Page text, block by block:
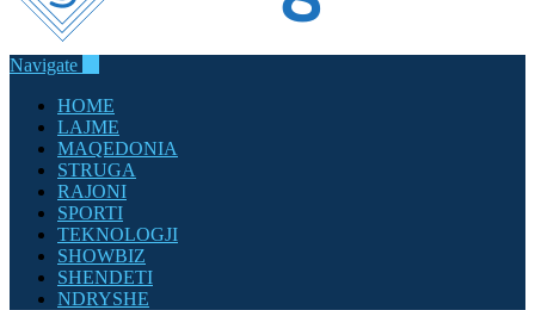
Navigate
HOME
LAJME
MAQEDONIA
STRUGA
RAJONI
SPORTI
TEKNOLOGJI
SHOWBIZ
SHENDETI
NDRYSHE